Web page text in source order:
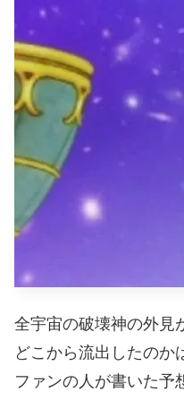
全宇宙の破壊神の外見
どこから流出したのか
ファンの人が書いた予